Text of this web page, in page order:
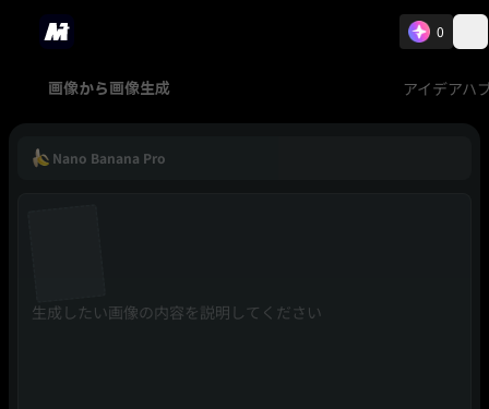
0
画像から画像生成 アイデアハ
Nano Banana Pro